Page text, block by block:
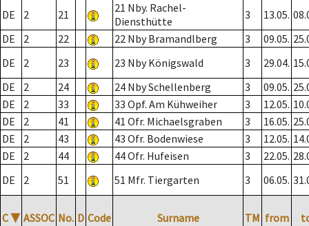
DE 2 21
21 Nby. Rachel-
Diensthütte
3 13.05.
DE
2 22 22 Nby Bramandlberg 3 09.05.
DE
2 23 23 Nby Königswald 3 29.04.
DE
2 24 24 Nby Schellenberg 3 09.05.
DE
2 33 33 Opf. Am Kühweiher 3 12.05.
DE
2 41 41 Ofr. Michaelsgraben 3 16.05.
DE
2 43 43 Ofr. Bodenwiese 3 12.05.
DE
2 44 44 Ofr. Hufeisen 3 22.05.
DE
2 51 51 Mfr. Tiergarten 3 06.05.
C ▼ ASSOC No. D Code Surname TM from